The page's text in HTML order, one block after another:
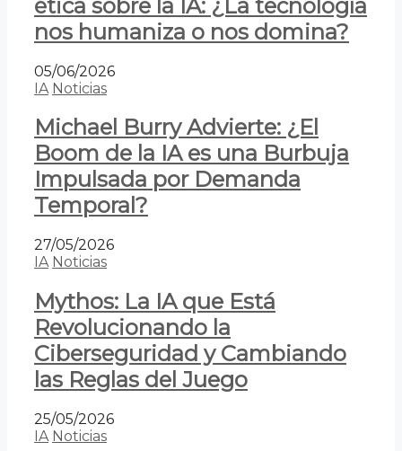
ética sobre la IA: ¿La tecnología
nos humaniza o nos domina?
05/06/2026
IA Noticias
Michael Burry Advierte: ¿El
Boom de la IA es una Burbuja
Impulsada por Demanda
Temporal?
27/05/2026
IA Noticias
Mythos: La IA que Está
Revolucionando la
Ciberseguridad y Cambiando
las Reglas del Juego
25/05/2026
IA Noticias